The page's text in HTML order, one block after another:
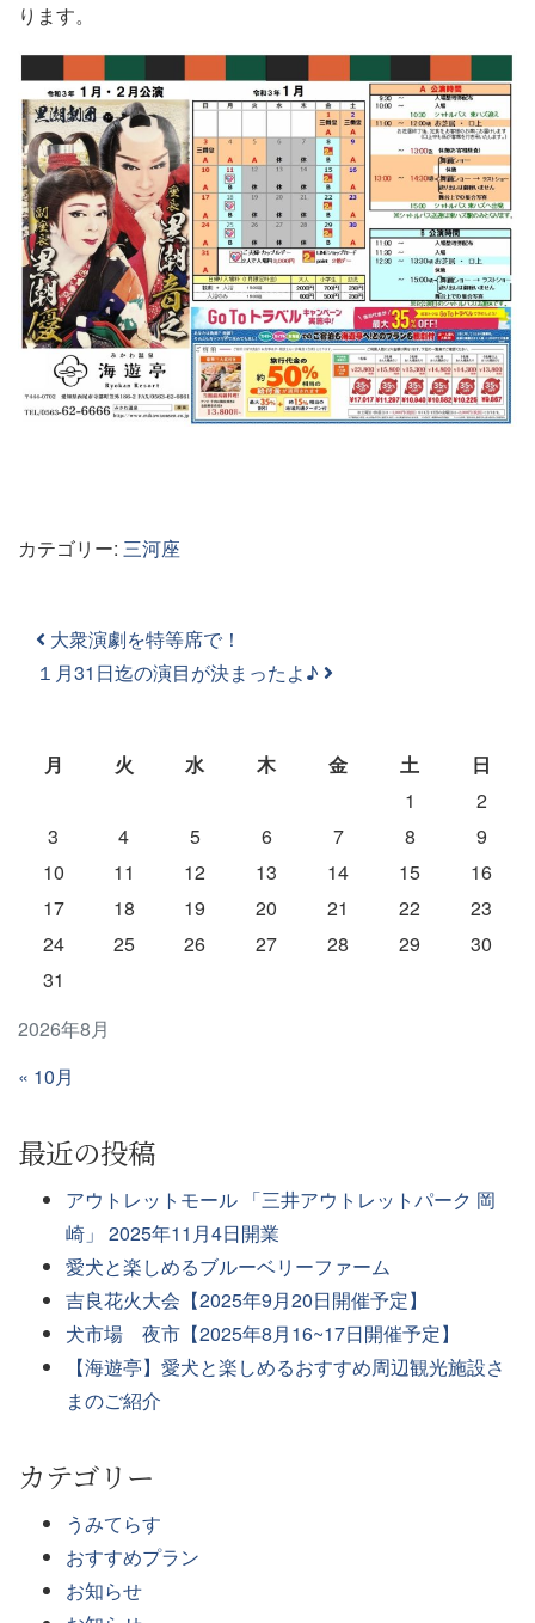
ります。
カテゴリー: 三河座
投稿ナビゲーション
大衆演劇を特等席で！
１月31日迄の演目が決まったよ♪
2026年8月
月 火 水 木 金 土
日
1
2
3
4 5 6 7 8
9
10
11 12 13 14 15
16
17
18 19 20 21 22
23
24
25 26 27 28 29
30
31
« 10月
最近の投稿
アウトレットモール 「三井アウトレットパーク 岡
崎」 2025年11月4日開業
愛犬と楽しめるブルーベリーファーム
吉良花火大会【2025年9月20日開催予定】
犬市場 夜市【2025年8月16~17日開催予定】
【海遊亭】愛犬と楽しめるおすすめ周辺観光施設さ
まのご紹介
カテゴリー
うみてらす
おすすめプラン
お知らせ